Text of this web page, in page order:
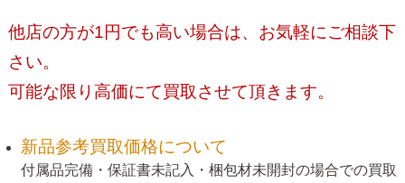
他店の方が1円でも高い場合は、お気軽にご相談下
さい。
可能な限り高価にて買取させて頂きます。
新品参考買取価格について
付属品完備・保証書未記入・梱包材未開封の場合での買取